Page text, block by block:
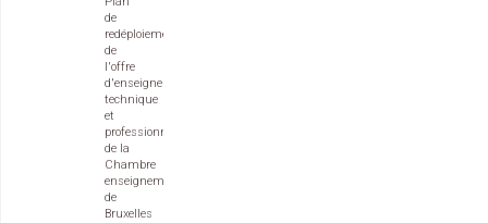
de
redéploiement
de
l'offre
d'enseignement
technique
et
professionnel
de la
Chambre
enseignement
de
Bruxelles